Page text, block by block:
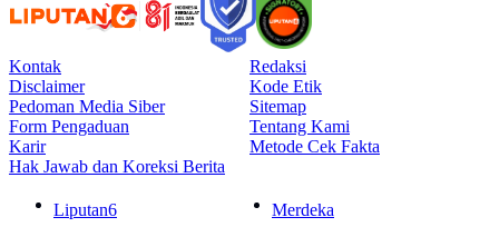
Kontak
Redaksi
Disclaimer
Kode Etik
Pedoman Media Siber
Sitemap
Form Pengaduan
Tentang Kami
Karir
Metode Cek Fakta
Hak Jawab dan Koreksi Berita
Liputan6
Merdeka